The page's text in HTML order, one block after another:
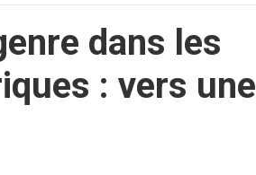
dans les
: vers une